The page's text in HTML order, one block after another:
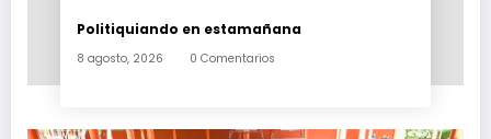
Politiquiando en estamañana
8 agosto, 2026 0 Comentarios